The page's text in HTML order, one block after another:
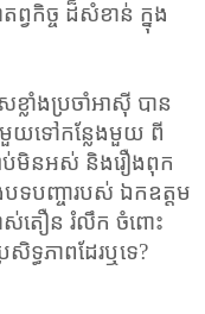
តព្វកិច្ច ដ៏សំខាន់ ក្នុង
លាំងប្រចាំអាស៊ី បាន
ងមួយទៅកន្លែងមួយ ពី
ាប់មិនអស់ និងរឿងពុក
បទបញ្ចារបស់ ឯកឧត្តម
តឿន រំលឹក ចំពោះ
ទ្ធភាពដែរឬទេ?